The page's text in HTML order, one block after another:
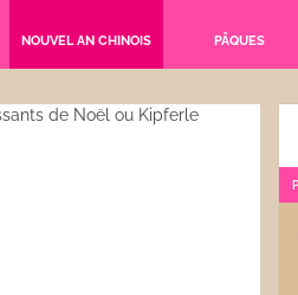
NOUVEL AN CHINOIS PÂQUES